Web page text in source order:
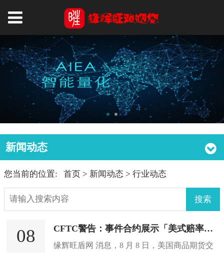
新闻动态
您当前的位置:首页 > 新闻动态>行业动态
搜索
08 CFTC警告：事件合约展示「美式赔率」或构成误导，须清晰展示衍生品定价信息
缘辉旺盾网 消息，8 月 8 日，美国商品期货交